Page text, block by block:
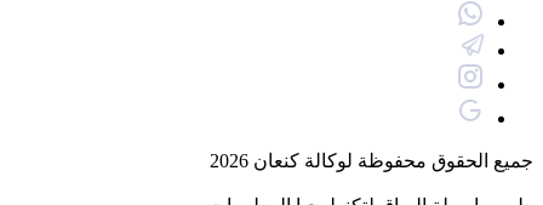
جميع الحقوق محفوظة لوكالة كنعان 2026